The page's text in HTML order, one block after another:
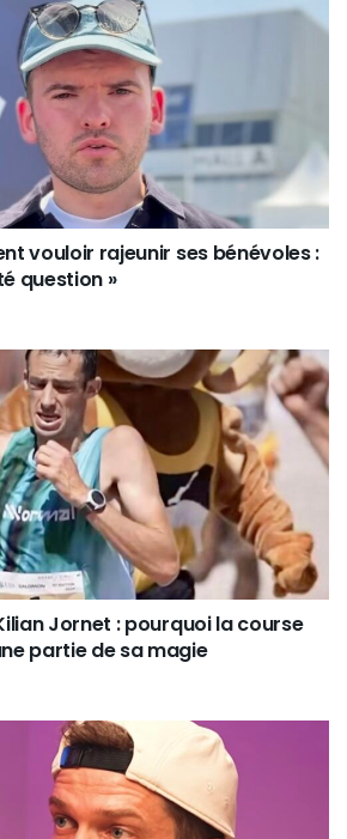
vouloir rajeunir ses bénévoles :
question »
Jornet : pourquoi la course
partie de sa magie